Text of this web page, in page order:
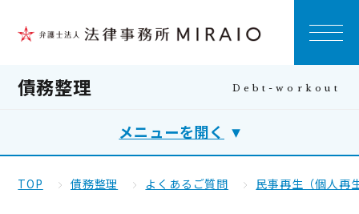
債務整理
メニューを開く
TOP 債務整理 よくあるご質問 民事再生（個人再